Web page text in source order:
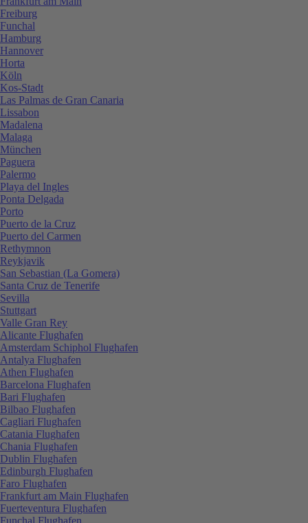
Freiburg
Funchal
Hamburg
Hannover
Horta
Köln
Kos-Stadt
Las Palmas de Gran Canaria
Lissabon
Madalena
Malaga
München
Paguera
Palermo
Playa del Ingles
Ponta Delgada
Porto
Puerto de la Cruz
Puerto del Carmen
Rethymnon
Reykjavik
San Sebastian (La Gomera)
Santa Cruz de Tenerife
Sevilla
Stuttgart
Valle Gran Rey
Alicante Flughafen
Amsterdam Schiphol Flughafen
Antalya Flughafen
Athen Flughafen
Barcelona Flughafen
Bari Flughafen
Bilbao Flughafen
Cagliari Flughafen
Catania Flughafen
Chania Flughafen
Dublin Flughafen
Edinburgh Flughafen
Faro Flughafen
Frankfurt am Main Flughafen
Fuerteventura Flughafen
Funchal Flughafen